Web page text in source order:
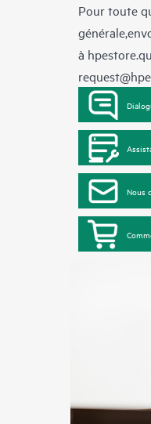
Pour toute
à
Nous